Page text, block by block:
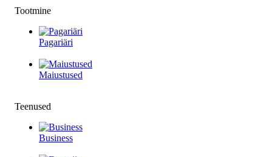
Tootmine
Pagariäri
Maiustused
Teenused
Business